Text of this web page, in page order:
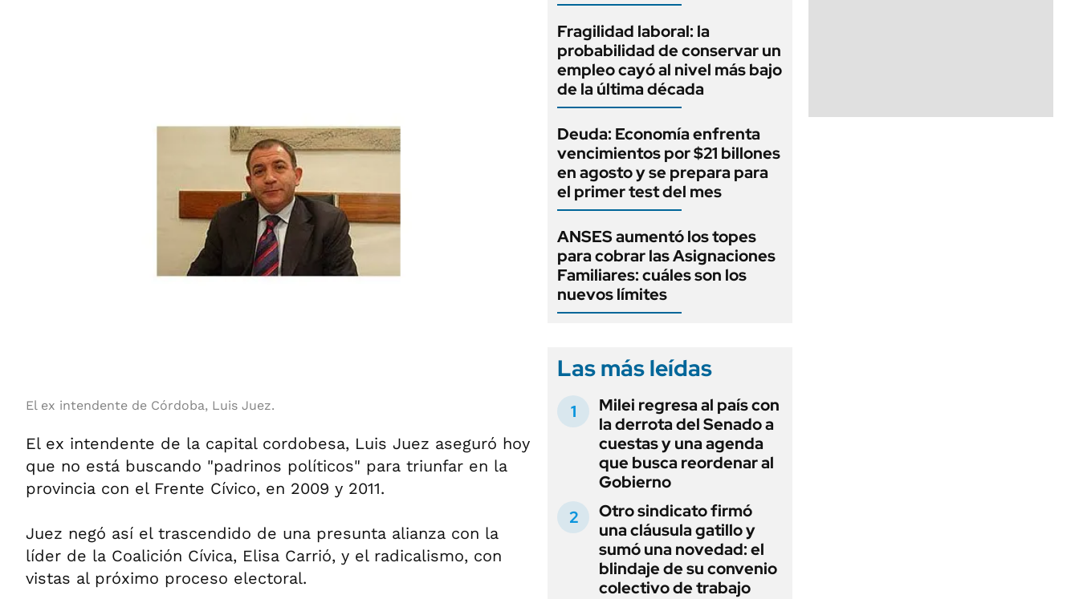
El ex intendente de Córdoba, Luis Juez.
El ex intendente de la capital cordobesa, Luis Juez aseguró hoy
que no está buscando "padrinos políticos" para triunfar en la
provincia con el Frente Cívico, en 2009 y 2011.
Juez negó así el trascendido de una presunta alianza con la
líder de la Coalición Cívica, Elisa Carrió, y el radicalismo, con
vistas al próximo proceso electoral.
Fragilidad laboral: la
probabilidad de conservar un
empleo cayó al nivel más bajo
de la última década
Deuda: Economía enfrenta
vencimientos por $21 billones
en agosto y se prepara para
el primer test del mes
ANSES aumentó los topes
para cobrar las Asignaciones
Familiares: cuáles son los
nuevos límites
Las más leídas
Milei regresa al país con
la derrota del Senado a
cuestas y una agenda
que busca reordenar al
Gobierno
Otro sindicato firmó
una cláusula gatillo y
sumó una novedad: el
blindaje de su convenio
colectivo de trabajo